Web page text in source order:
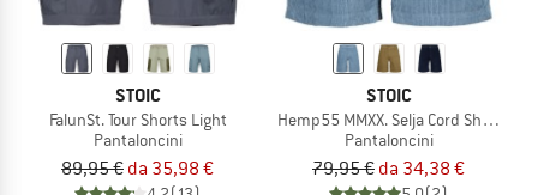
STOIC
FalunSt. Tour Shorts Light
Pantaloncini
89,95 € da 35,98 €
STOIC
Hemp55 MMXX. Selja Cord Shorts
Pantaloncini
79,95 € da 34,38 €